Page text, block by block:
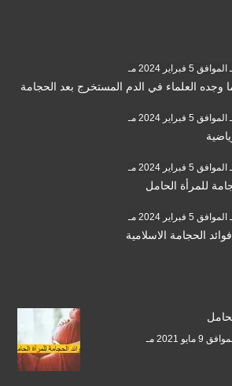
وجده العلماء في الدم المستخرج بعد الحجامة
للمرأة الحامل
فوائد الحجامة الاسلامية